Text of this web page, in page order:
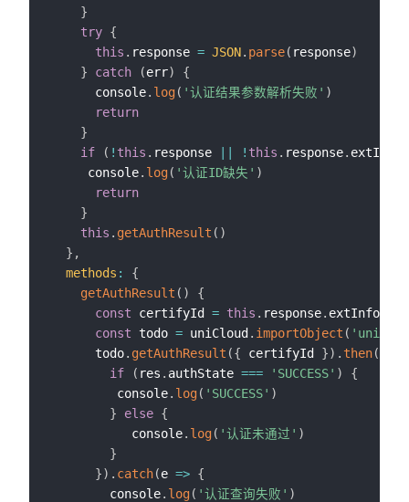
}
try {
this . response = JSON. parse( response)
}
catch (err)
{
      console
. log( '认证结果参数解析失败' )
return
}
if
( ! this . response ! this . response. extInfo
     console
. log( '认证ID缺失' )
return
}
this . getAuthResult ( )
} ,
methods :
{
getAuthResult ( )
{
const certifyId = this . response. extInfo
const todo = uniCloud . importObject ( 'uni-
      todo
. getAuthResult ({ certifyId }) . then(
if
( res . authState === 'SUCCESS' )
{
         console
. log( 'SUCCESS' )
}
else {
           console
. log( '认证未通过' )
}
}) . catch(e => {
        console
. log( '认证查询失败' )